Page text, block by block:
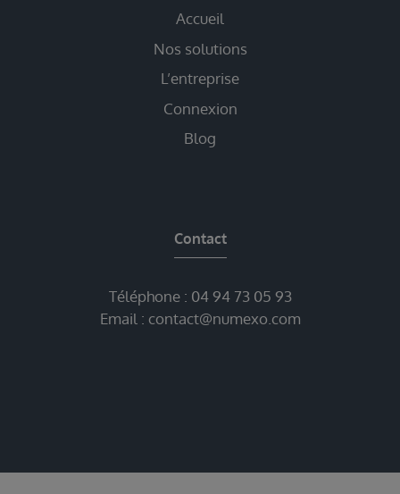
Accueil
Nos solutions
L’entreprise
Connexion
Blog
Contact
Téléphone : 04 94 73 05 93
Email : contact@numexo.com